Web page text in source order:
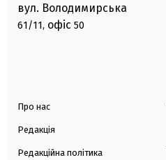
вул. Володимирська
61/11, офіс 50
Про нас
Редакція
Редакційна політика